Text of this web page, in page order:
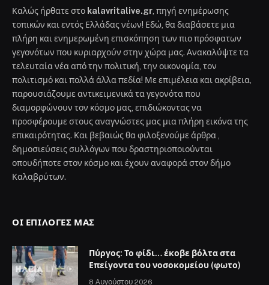
Καλώς ήρθατε στο kalavritalive.gr , πηγή ενημέρωσης
τοπικών και εντός Ελλάδας νέων! Εδώ, θα διαβάσετε μια
πλήρη και ενημερωμένη επισκόπηση των πιο πρόσφατων
γεγονότων που κυριαρχούν στην χώρα μας. Ανακαλύψτε τα
τελευταία νέα από την πολιτική, την οικονομία, τον
πολιτισμό και πολλά άλλα πεδία! Με επιμέλεια και ακρίβεια,
παρουσιάζουμε αντικειμενικά τα γεγονότα που
διαμορφώνουν τον κόσμο μας, επιδιώκοντας να
προσφέρουμε στους αναγνώστες μας μια πλήρη εικόνα της
επικαιρότητας. Και βεβαιώς θα φιλοξενούμε άρθρα ,
δημοσιεύσεις συλλόγων που δραστηριοποιούνται
οπουδήποτε στον κόσμο και έχουν αναφορά στον δήμο
Καλαβρύτων.
ΟΙ ΕΠΙΛΟΓΈΣ ΜΑΣ
Πύργος: Το φίδι… έκοβε βόλτα στα
Επείγοντα του νοσοκομείου (φωτο)
8 Αυγούστου 2026